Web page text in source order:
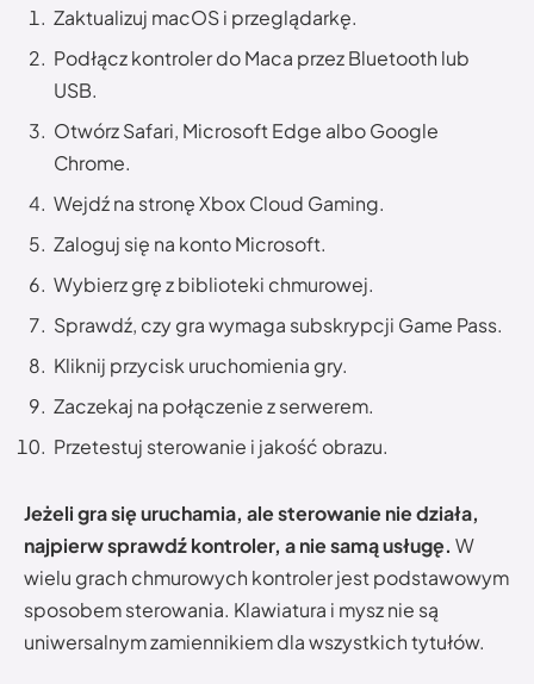
Zaktualizuj macOS i przeglądarkę.
Podłącz kontroler do Maca przez Bluetooth lub
USB.
Otwórz Safari, Microsoft Edge albo Google
Chrome.
Wejdź na stronę Xbox Cloud Gaming.
Zaloguj się na konto Microsoft.
Wybierz grę z biblioteki chmurowej.
Sprawdź, czy gra wymaga subskrypcji Game Pass.
Kliknij przycisk uruchomienia gry.
Zaczekaj na połączenie z serwerem.
Przetestuj sterowanie i jakość obrazu.
Jeżeli gra się uruchamia, ale sterowanie nie działa,
najpierw sprawdź kontroler, a nie samą usługę. W
wielu grach chmurowych kontroler jest podstawowym
sposobem sterowania. Klawiatura i mysz nie są
uniwersalnym zamiennikiem dla wszystkich tytułów.